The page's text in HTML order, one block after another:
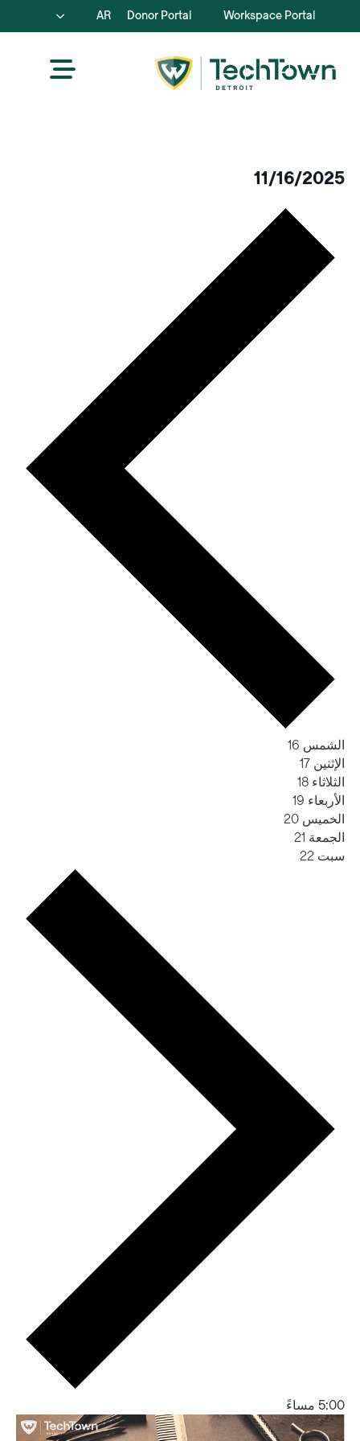
Workspace Portal
Donor Portal
AR
11/16/2025
الشمس16
الإثنين17
الثلاثاء18
الأربعاء19
الخميس20
الجمعة21
سبت22
5:00 مساءً